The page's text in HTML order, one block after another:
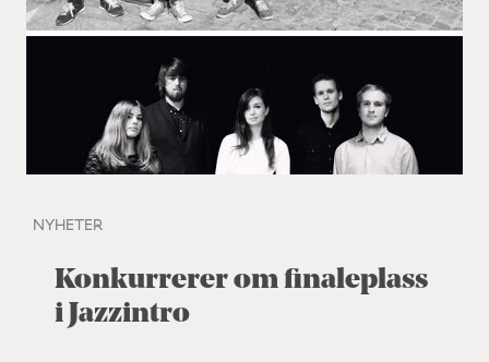
NYHETER
Konkurrerer om finaleplass
i Jazzintro